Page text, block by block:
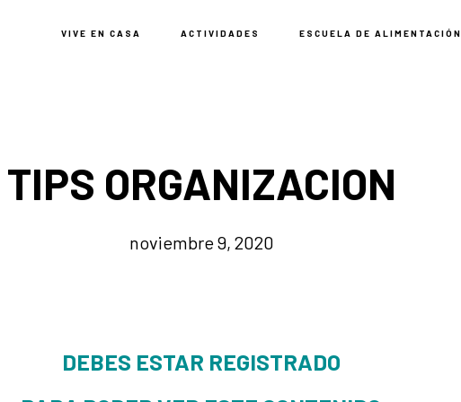
VIVE EN CASA ACTIVIDADES ESCUELA DE ALIMENTACIÓN
TIPS ORGANIZACION
noviembre 9, 2020
DEBES ESTAR REGISTRADO